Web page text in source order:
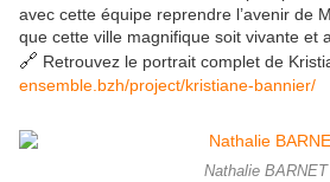
avec cette équipe reprendre l’avenir de
que cette ville magnifique soit vivante et
🔗 Retrouvez le portrait complet de
ensemble.bzh/project/kristiane-bannier/
Nathalie BARNET